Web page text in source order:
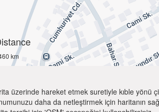
km
üzerinde hareket etmek suretiyle kıble yönü
daha da netleştirmek için haritanın